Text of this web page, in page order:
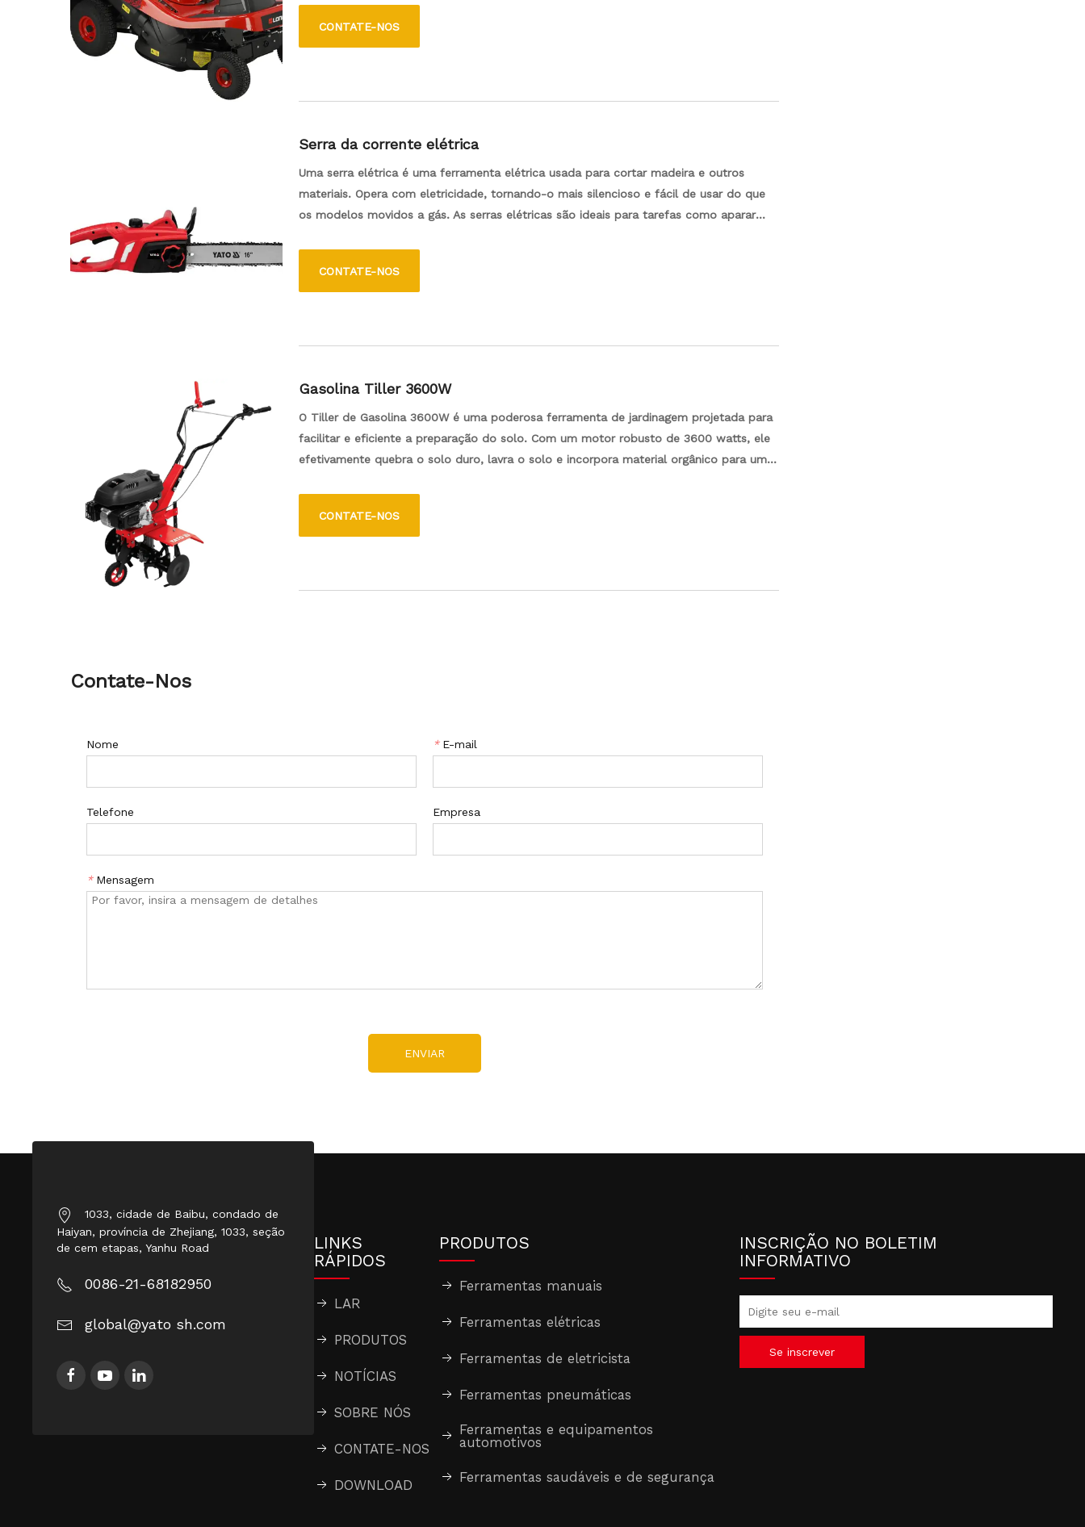
larger outdoor spaces, providing both ease of use and a clean finish.
CONTATE-NOS
Serra da corrente elétrica
Uma serra elétrica é uma ferramenta elétrica usada para cortar madeira e outros
materiais. Opera com eletricidade, tornando-o mais silencioso e fácil de usar do que
os modelos movidos a gás. As serras elétricas são ideais para tarefas como aparar
recursos de segurança, como freios de corrente e designs de baixa kickback, eles são
CONTATE-NOS
Gasolina Tiller 3600W
O Tiller de Gasolina 3600W é uma poderosa ferramenta de jardinagem projetada para
facilitar e eficiente a preparação do solo. Com um motor robusto de 3600 watts, ele
efetivamente quebra o solo duro, lavra o solo e incorpora material orgânico para uma
fácil de usar, este leme é adequado para paisagistas profissionais e jardineiros que
CONTATE-NOS
Contate-Nos
Nome * E-mail
Telefone Empresa
* Mensagem
ENVIAR
1033, cidade de Baibu, condado de
Haiyan, província de Zhejiang, 1033, seção
de cem etapas, Yanhu Road
0086-21-68182950
global@yato sh.com
LINKS
RÁPIDOS
LAR
PRODUTOS
NOTÍCIAS
SOBRE NÓS
CONTATE-NOS
DOWNLOAD
PRODUTOS
Ferramentas manuais
Ferramentas elétricas
Ferramentas de eletricista
Ferramentas pneumáticas
Ferramentas e equipamentos
automotivos
Ferramentas saudáveis ​​e de segurança
INSCRIÇÃO NO BOLETIM
INFORMATIVO
Se inscrever